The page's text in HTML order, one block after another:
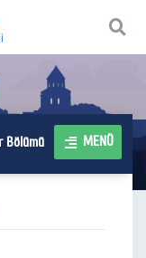
Bölümü MENÜ